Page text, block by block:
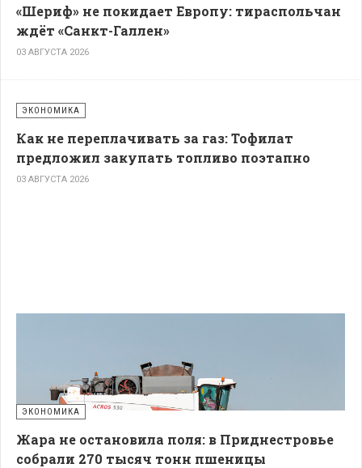
«Шериф» не покидает Европу: тираспольчан
ждёт «Санкт-Галлен»
03 АВГУСТА 2026
ЭКОНОМИКА
Как не переплачивать за газ: Тофилат
предложил закупать топливо поэтапно
03 АВГУСТА 2026
ЭКОНОМИКА
Жара не остановила поля: в Приднестровье
собрали 270 тысяч тонн пшеницы